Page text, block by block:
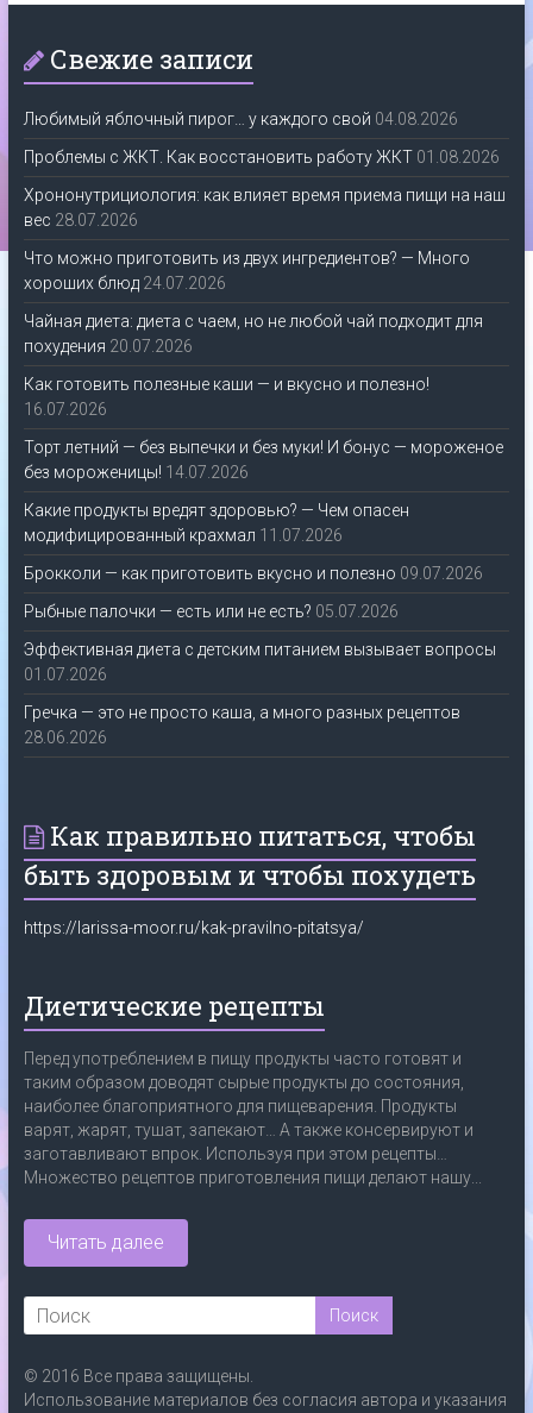
Свежие записи
Любимый яблочный пирог… у каждого свой 04.08.2026
Проблемы с ЖКТ. Как восстановить работу ЖКТ 01.08.2026
Хрононутрициология: как влияет время приема пищи на наш
вес 28.07.2026
Что можно приготовить из двух ингредиентов? — Много
хороших блюд 24.07.2026
Чайная диета: диета с чаем, но не любой чай подходит для
похудения 20.07.2026
Как готовить полезные каши — и вкусно и полезно!
16.07.2026
Торт летний — без выпечки и без муки! И бонус — мороженое
без мороженицы! 14.07.2026
Какие продукты вредят здоровью? — Чем опасен
модифицированный крахмал 11.07.2026
Брокколи — как приготовить вкусно и полезно 09.07.2026
Рыбные палочки — есть или не есть? 05.07.2026
Эффективная диета с детским питанием вызывает вопросы
01.07.2026
Гречка — это не просто каша, а много разных рецептов
28.06.2026
Как правильно питаться, чтобы
быть здоровым и чтобы похудеть
https://larissa-moor.ru/kak-pravilno-pitatsya/
Диетические рецепты
Перед употреблением в пищу продукты часто готовят и
таким образом доводят сырые продукты до состояния,
наиболее благоприятного для пищеварения. Продукты
варят, жарят, тушат, запекают… А также консервируют и
заготавливают впрок. Используя при этом рецепты…
Множество рецептов приготовления пищи делают нашу...
Читать далее
© 2016 Все права защищены.
Использование материалов без согласия автора и указания